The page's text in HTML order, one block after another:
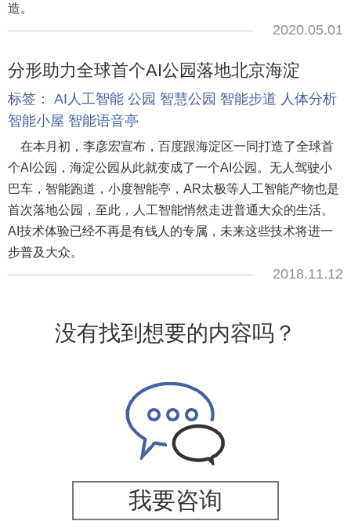
造。
2020.05.01
分形助力全球首个AI公园落地北京海淀
标签： AI人工智能 公园 智慧公园 智能步道 人体分析
智能小屋 智能语音亭
在本月初，李彦宏宣布，百度跟海淀区一同打造了全球首
个AI公园，海淀公园从此就变成了一个AI公园。无人驾驶小
巴车，智能跑道，小度智能亭，AR太极等人工智能产物也是
首次落地公园，至此，人工智能悄然走进普通大众的生活。
AI技术体验已经不再是有钱人的专属，未来这些技术将进一
步普及大众。
2018.11.12
没有找到想要的内容吗？
我要咨询